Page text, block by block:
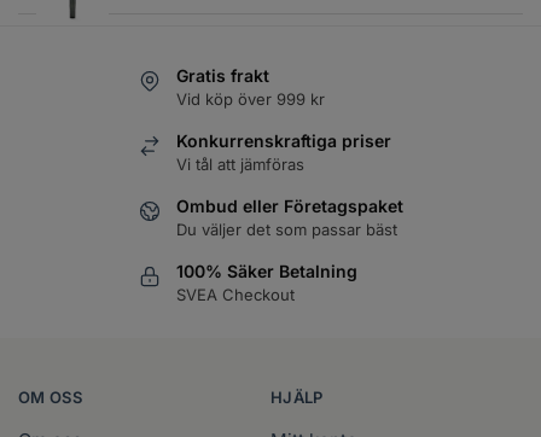
Wahl sprayflaska 360 grader
Logga in
Logga in
Y.S.PARK - Sprayflaska
Genomskinlig
Gratis frakt
Vid köp över 999 kr
Konkurrenskraftiga priser
Vi tål att jämföras
Ombud eller Företagspaket
Du väljer det som passar bäst
100% Säker Betalning
SVEA Checkout
OM OSS HJÄLP